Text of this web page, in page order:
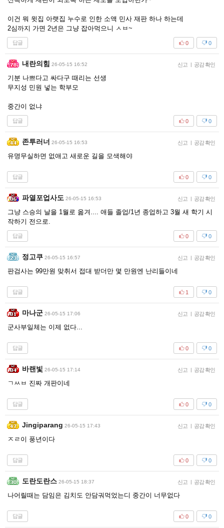
이건 뭐 윗집 아랫집 누수로 인한 소액 민사 재판 하나 하는데
2심까지 가면 2년은 그냥 잡아먹으니 ㅅㅂ~
답글 0
0
내란의힘 26-05-15 16:52 신고 | 공감 확인
기분 나쁘다고 싸다구 때리는 선생
무지성 민원 넣는 학부모
중간이 없냐
답글 0
0
존투러너 26-05-15 16:53 신고 | 공감 확인
유명무실하면 없애고 새로운 길을 모색해야
답글 0
0
파열포업사도 26-05-15 16:53 신고 | 공감 확인
그냥 스승의 날을 1월로 옮겨.... 애들 졸업/1년 종업하고 3월 새 학기 시
작하기 전으로.
답글 0
0
정고쿠 26-05-15 16:57 신고 | 공감 확인
판검사는 99만원 맞취서 접대 받더만 몇 만원엔 난리들이네
답글 0
1
마나군 26-05-15 17:06 신고 | 공감 확인
군사부일체는 이제 없다...
답글 0
0
바랜빛 26-05-15 17:14 신고 | 공감 확인
ㄱㅆㅂ 진짜 개판이네
답글 0
0
Jingiparang 26-05-15 17:43 신고 | 공감 확인
ㅈㄹ이 풍년이다
답글 0
0
도란도란스 26-05-15 18:37 신고 | 공감 확인
나어릴때는 담임은 김치도 안담궈먹었는디 중간이 너무없다
답글 0
0